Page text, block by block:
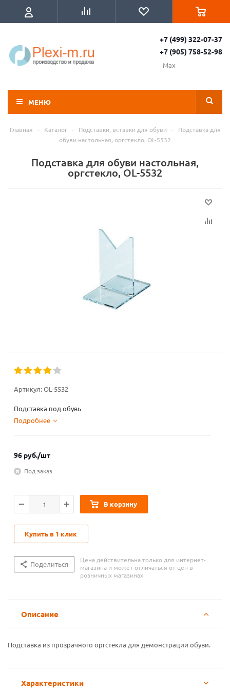
+7 (499) 322-07-37
+7 (905) 758-52-98
Max
МЕНЮ
Главная - Каталог - Подставки, вставки для обуви -
Подставка для
обуви настольная, оргстекло, OL-5532
Подставка для обуви настольная,
оргстекло, OL-5532
Артикул:OL-5532
Подставка под обувь
Подробнее
96 руб./шт
Под заказ
В корзину
Купить в 1 клик
Поделиться
Цена действительна только для интернет-
магазина и может отличаться от цен в
розничных магазинах
Описание
Подставка из прозрачного оргстекла для демонстрации обуви.
Характеристики